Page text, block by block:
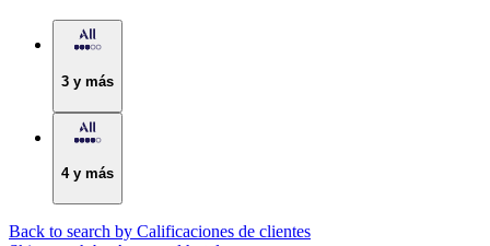
3 y más
4 y más
Back to search by Calificaciones de clientes